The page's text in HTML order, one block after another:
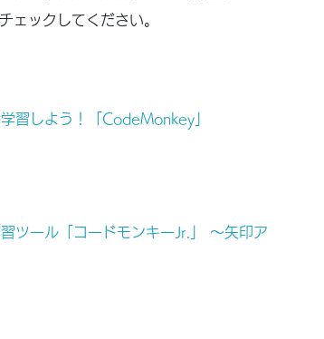
ェックしてください。
習しよう！「CodeMonkey」
ツール「コードモンキーJr.」 ～矢印ア